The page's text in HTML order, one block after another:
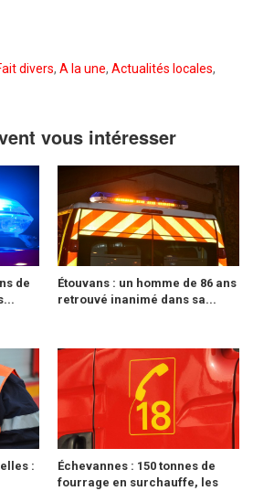
divers, A la une, Actualités locales,
vous intéresser
de
Étouvans : un homme de 86 ans
retrouvé inanimé dans sa...
:
Échevannes : 150 tonnes de
fourrage en surchauffe, les